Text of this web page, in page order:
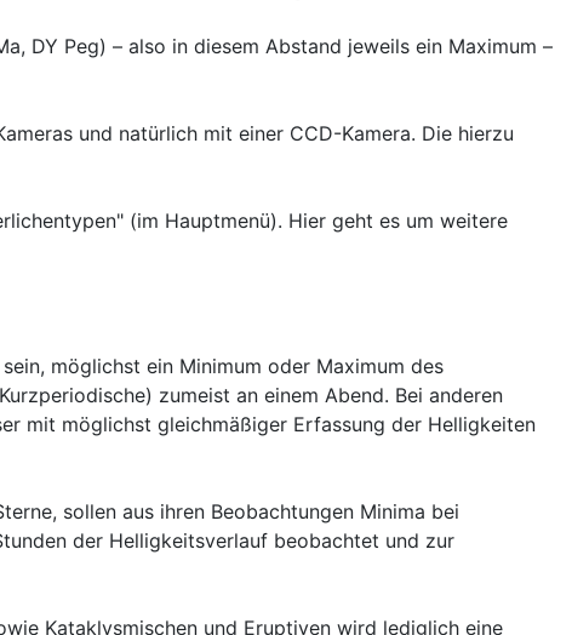
DY Peg) – also in diesem Abstand jeweils ein Maximum –
und natürlich mit einer CCD-Kamera. Die hierzu
(im Hauptmenü). Hier geht es um weitere
möglichst ein Minimum oder Maximum des
zumeist an einem Abend. Bei anderen
mit möglichst gleichmäßiger Erfassung der Helligkeiten
sollen aus ihren Beobachtungen Minima bei
der Helligkeitsverlauf beobachtet und zur
Kataklysmischen und Eruptiven wird lediglich eine